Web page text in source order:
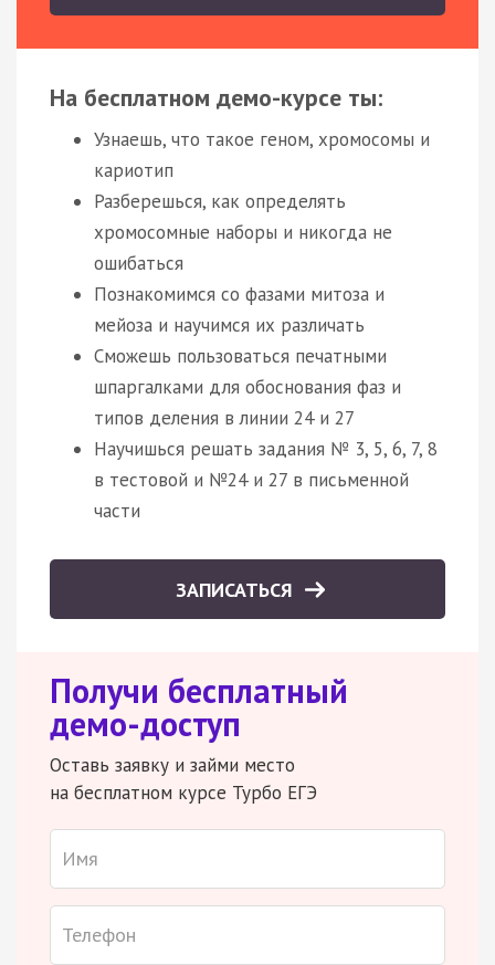
На бесплатном демо-курсе ты:
Узнаешь, что такое геном, хромосомы и
кариотип
Разберешься, как определять
хромосомные наборы и никогда не
ошибаться
Познакомимся со фазами митоза и
мейоза и научимся их различать
Сможешь пользоваться печатными
шпаргалками для обоснования фаз и
типов деления в линии 24 и 27
Научишься решать задания № 3, 5, 6, 7, 8
в тестовой и №24 и 27 в письменной
части
ЗАПИСАТЬСЯ
Получи бесплатный
демо-доступ
Оставь заявку и займи место
на бесплатном курсе Турбо ЕГЭ